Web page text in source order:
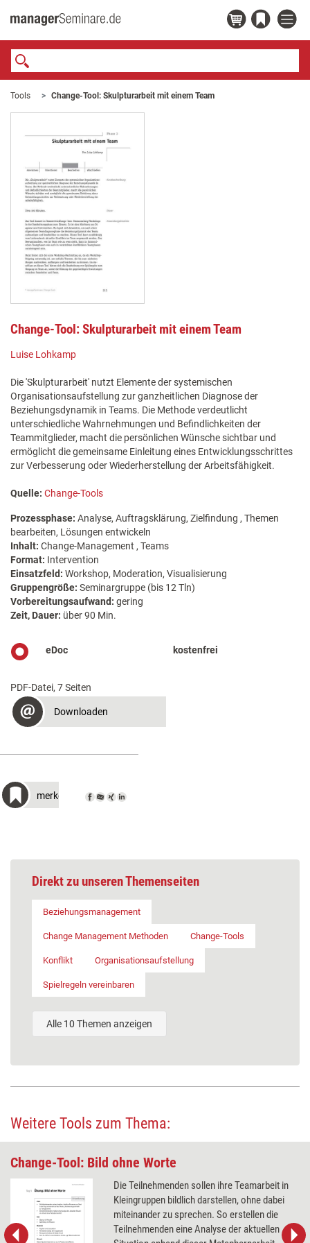
Tools Change-Tool: Skulpturarbeit mit einem Team
Change-Tool: Skulpturarbeit mit einem Team
Luise Lohkamp
Die 'Skulpturarbeit' nutzt Elemente der systemischen
Organisationsaufstellung zur ganzheitlichen Diagnose der
Beziehungsdynamik in Teams. Die Methode verdeutlicht
unterschiedliche Wahrnehmungen und Befindlichkeiten der
Teammitglieder, macht die persönlichen Wünsche sichtbar und
ermöglicht die gemeinsame Einleitung eines Entwicklungsschrittes
zur Verbesserung oder Wiederherstellung der Arbeitsfähigkeit.
Quelle: Change-Tools
Prozessphase: Analyse, Auftragsklärung, Zielfindung , Themen
bearbeiten, Lösungen entwickeln
Inhalt: Change-Management , Teams
Format: Intervention
Einsatzfeld: Workshop, Moderation, Visualisierung
Gruppengröße: Seminargruppe (bis 12 Tln)
Vorbereitungsaufwand: gering
Zeit, Dauer: über 90 Min.
eDoc kostenfrei
PDF-Datei, 7 Seiten
Downloaden
merken
Direkt zu unseren Themenseiten
Beziehungsmanagement
Change Management Methoden Change-Tools
Konflikt Organisationsaufstellung
Spielregeln vereinbaren
Alle 10 Themen anzeigen
Weitere Tools zum Thema:
Change-Tool: Bild ohne Worte
Die Teilnehmenden sollen ihre Teamarbeit in
Kleingruppen bildlich darstellen, ohne dabei
miteinander zu sprechen. So erstellen die
Teilnehmenden eine Analyse der aktuellen